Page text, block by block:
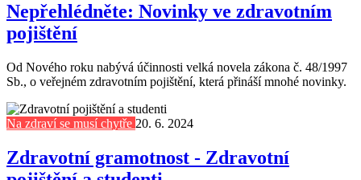
Nepřehlédněte: Novinky ve zdravotním
pojištění
Od Nového roku nabývá účinnosti velká novela zákona č. 48/1997
Sb., o veřejném zdravotním pojištění, která přináší mnohé novinky.
Na zdraví se musí chytře 20. 6. 2024
Zdravotní gramotnost - Zdravotní